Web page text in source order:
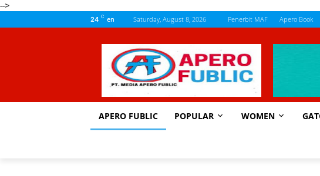
-->
24 C en Saturday, August 8, 2026 Penerbit MAF Apero Book
APERO FUBLIC POPULAR
WOMEN